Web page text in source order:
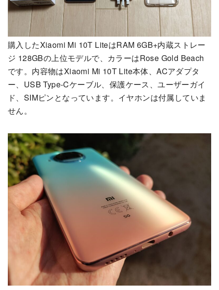
購入したXiaomi Mi 10T LiteはRAM 6GB+内蔵ストレー
ジ 128GBの上位モデルで、カラーはRose Gold Beach
です。内容物はXiaomi Mi 10T Lite本体、ACアダプタ
ー、USB Type-Cケーブル、保護ケース、ユーザーガイ
ド、SIMピンとなっています。イヤホンは付属していま
せん。